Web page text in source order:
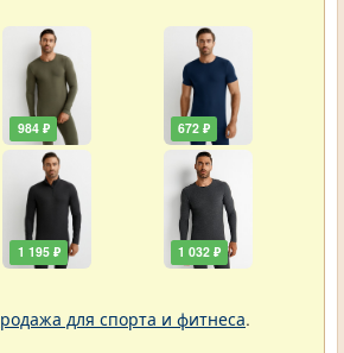
984 ₽
1 195 ₽
672 ₽
1 032 ₽
для спорта и фитнеса.